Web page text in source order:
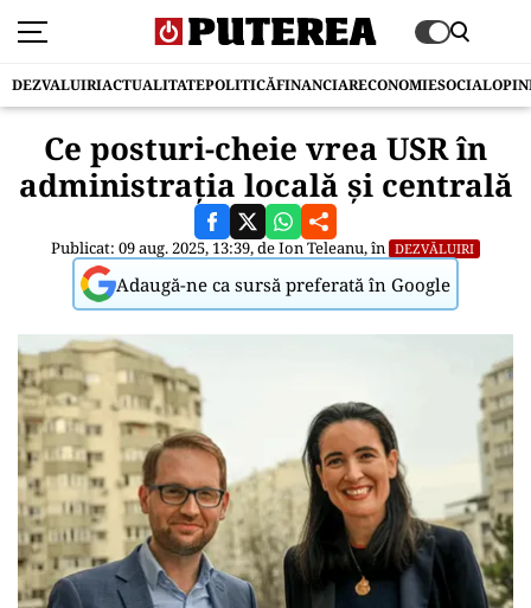
DEZVALUIRIACTUALITATEPOLITICĂFINANCIARECONOMIESOCIAL
Ce posturi-cheie vrea USR în
administrația locală și centrală
Publicat: 09 aug. 2025, 13:39, deIon Teleanu, în DEZVĂLUIRI
Adaugă-ne ca sursă preferată în Google